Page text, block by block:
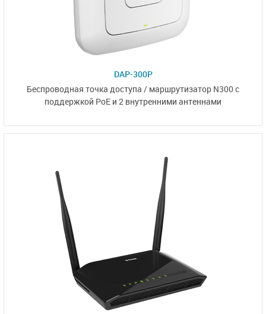
DAP-300P
Беспроводная точка доступа / маршрутизатор N300 c
поддержкой PoE и 2 внутренними антеннами